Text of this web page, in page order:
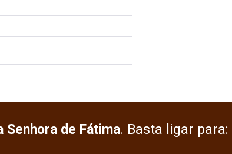
Senhora de Fátima. Basta ligar para: